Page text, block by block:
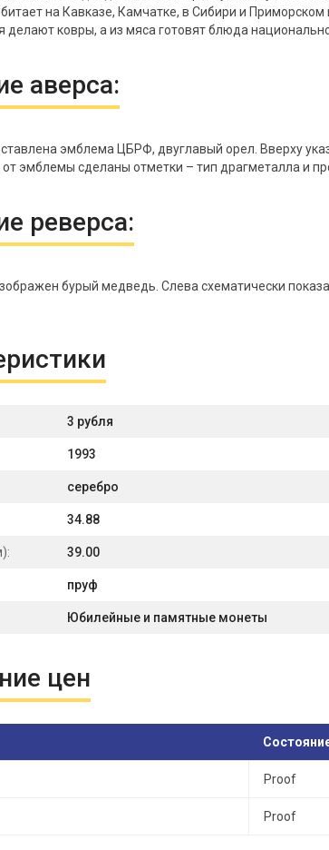
на Кавказе, Камчатке, в Сибири и
делают ковры, а из мяса готовят блюда
аверса:
эмблема ЦБРФ, двуглавый орел. Вверху
эмблемы сделаны отметки – тип драгметалла и
реверса:
бурый медведь. Слева схематически
3 рубля
1993
серебро
34.88
39.00
пруф
Юбилейные и памятные монеты
цен
Proof
Proof